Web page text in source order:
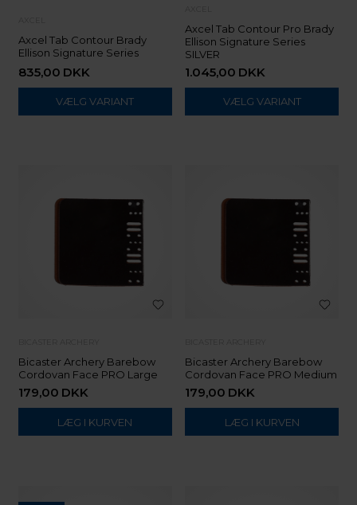
Axcel Tab Contour Brady
Ellison Signature Series
835,00 DKK
VÆLG VARIANT
Axcel Tab Contour Pro Brady
Ellison Signature Series
SILVER
1.045,00 DKK
VÆLG VARIANT
Bicaster Archery Barebow
Cordovan Face PRO Large
179,00 DKK
Bicaster Archery Barebow
Cordovan Face PRO Medium
179,00 DKK